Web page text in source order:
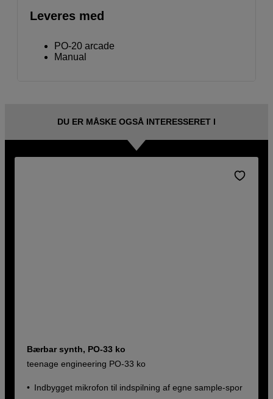
Leveres med
PO-20 arcade
Manual
DU ER MÅSKE OGSÅ INTERESSERET I
Bærbar synth, PO-33 ko
teenage engineering PO-33 ko
Indbygget mikrofon til indspilning af egne sample-spor